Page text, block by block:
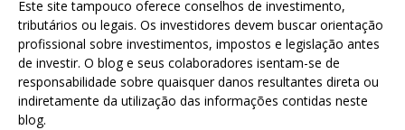
Este site tampouco oferece conselhos de investimento,
tributários ou legais. Os investidores devem buscar orientação
profissional sobre investimentos, impostos e legislação antes
de investir. O blog e seus colaboradores isentam-se de
responsabilidade sobre quaisquer danos resultantes direta ou
indiretamente da utilização das informações contidas neste
blog.